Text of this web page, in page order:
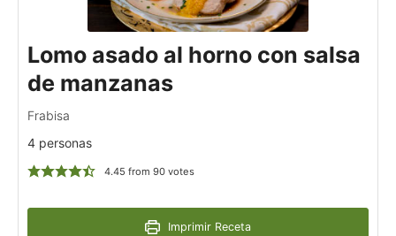
Lomo asado al horno con salsa
de manzanas
Frabisa
4 personas
4.45 from 90votes
Imprimir Receta